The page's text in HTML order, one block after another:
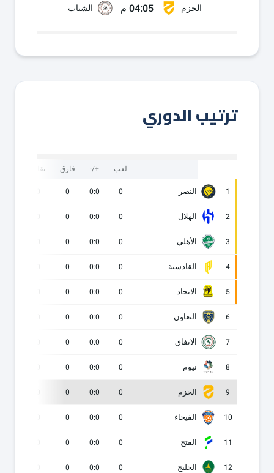
الحزم 04:05 م الشباب
ترتيب الدوري
لعب +/- فارق نقاط
1 النصر 0
0:0
0
2 الهلال 0
0:0
0
3 الأهلي 0
0:0
0
4 القادسية 0
0:0
0
5 الاتحاد 0
0:0
0
6 التعاون 0
0:0
0
7 الاتفاق 0
0:0
0
8 نيوم 0
0:0
0
9 الحزم 0
0:0
0
10 الفيحاء 0
0:0
0
11 الفتح 0
0:0
0
12 الخليج 0
0:0
0